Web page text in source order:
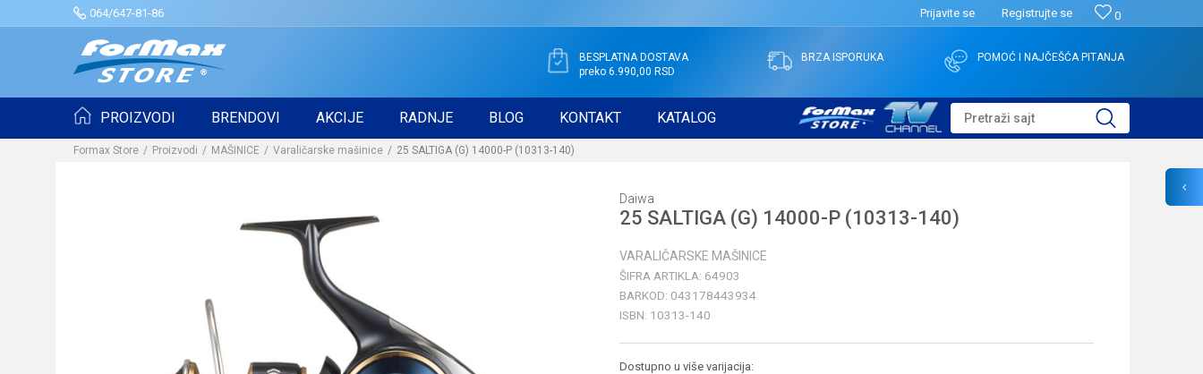
064/647-81-86 0
Prijavite se Registrujte se
BESPLATNA DOSTAVA
preko 6.990,00 RSD
BRZA ISPORUKA POMOĆ I NAJČEŠĆA PITANJA
PROIZVODI BRENDOVI AKCIJE RADNJE BLOG KONTAKT KATALOG Pretraži sajt
Formax Store Proizvodi MAŠINICE Varaličarske mašinice 25 SALTIGA (G) 14000-P (10313-140)
Daiwa
25 SALTIGA (G) 14000-P (10313-140)
VARALIČARSKE MAŠINICE
ŠIFRA ARTIKLA: 64903
BARKOD: 043178443934
ISBN: 10313-140
Dostupno u više varijacija: